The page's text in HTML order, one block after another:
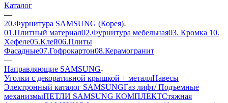
Каталог
—
20.Фурнитура SAMSUNG (Корея)
01.Плитный материал02.Фурнитура мебельная03. Кромка 10.
Хефеле05.Клей06.Плиты
Фасадные07.Гофрокартон08.Керамогранит
—
Направляющие SAMSUNG
Уголки с декоративной крышкой + металлНавесы
Электронный каталог SAMSUNGГаз лифт/ Подъемные
механизмыПЕТЛИ SAMSUNG КОМПЛЕКТСтяжная